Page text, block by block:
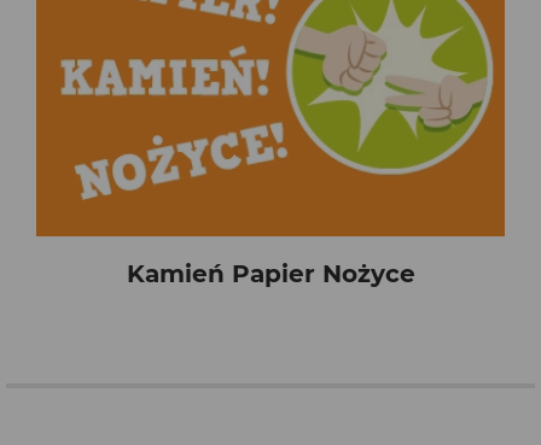
Kamień Papier Nożyce